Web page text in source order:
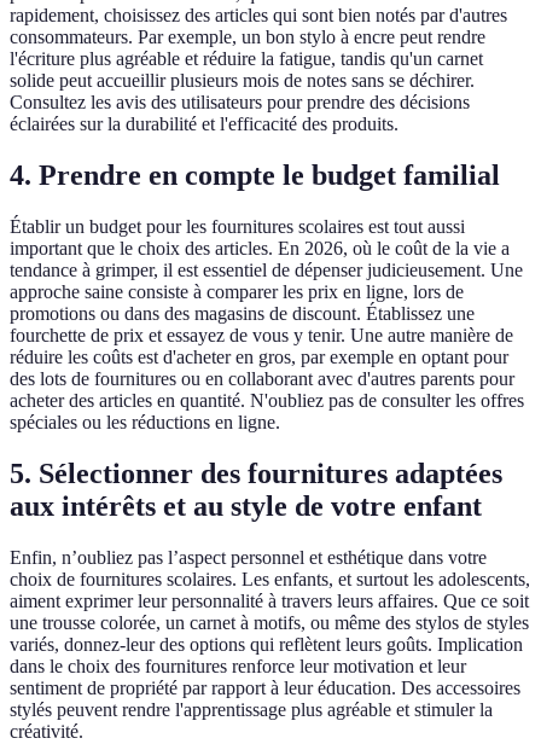
rapidement, choisissez des articles qui sont bien notés par d'autres
consommateurs. Par exemple, un bon stylo à encre peut rendre
l'écriture plus agréable et réduire la fatigue, tandis qu'un carnet
solide peut accueillir plusieurs mois de notes sans se déchirer.
Consultez les avis des utilisateurs pour prendre des décisions
éclairées sur la durabilité et l'efficacité des produits.
4. Prendre en compte le budget familial
Établir un budget pour les fournitures scolaires est tout aussi
important que le choix des articles. En 2026, où le coût de la vie a
tendance à grimper, il est essentiel de dépenser judicieusement. Une
approche saine consiste à comparer les prix en ligne, lors de
promotions ou dans des magasins de discount. Établissez une
fourchette de prix et essayez de vous y tenir. Une autre manière de
réduire les coûts est d'acheter en gros, par exemple en optant pour
des lots de fournitures ou en collaborant avec d'autres parents pour
acheter des articles en quantité. N'oubliez pas de consulter les offres
spéciales ou les réductions en ligne.
5. Sélectionner des fournitures adaptées
aux intérêts et au style de votre enfant
Enfin, n’oubliez pas l’aspect personnel et esthétique dans votre
choix de fournitures scolaires. Les enfants, et surtout les adolescents,
aiment exprimer leur personnalité à travers leurs affaires. Que ce soit
une trousse colorée, un carnet à motifs, ou même des stylos de styles
variés, donnez-leur des options qui reflètent leurs goûts. Implication
dans le choix des fournitures renforce leur motivation et leur
sentiment de propriété par rapport à leur éducation. Des accessoires
stylés peuvent rendre l'apprentissage plus agréable et stimuler la
créativité.